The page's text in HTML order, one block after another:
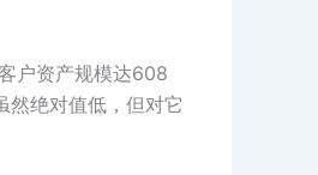
户资产规模达608
然绝对值低，但对它